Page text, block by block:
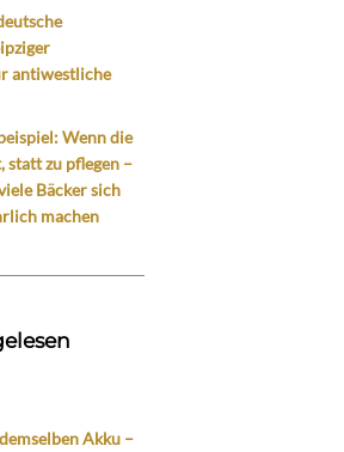
antiwestliche
Wenn die
statt zu pflegen –
Bäcker sich
machen
Akku –